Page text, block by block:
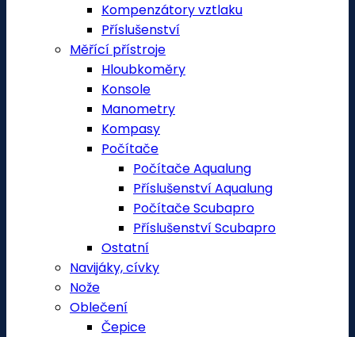
Kompenzátory vztlaku
Příslušenství
Měřící přístroje
Hloubkoměry
Konsole
Manometry
Kompasy
Počítače
Počítače Aqualung
Příslušenství Aqualung
Počítače Scubapro
Příslušenství Scubapro
Ostatní
Navijáky, cívky
Nože
Oblečení
Čepice